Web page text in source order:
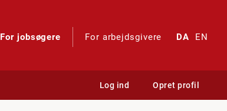
For jobsøgere For arbejdsgivere DA EN
Log ind Opret profil